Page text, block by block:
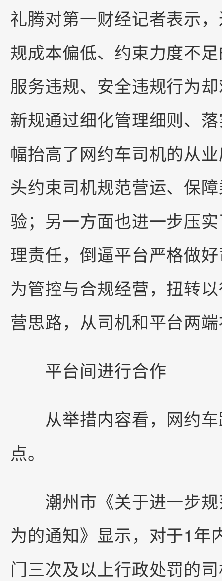
礼腾对第一财经记者表示
规成本偏低、约束力度不
服务违规、安全违规行为
新规通过细化管理细则、
幅抬高了网约车司机的从
头约束司机规范营运、保
验；另一方面也进一步压
理责任，倒逼平台严格做
为管控与合规经营，扭转
营思路，从司机和平台两
平台间进行合作
从举措内容看，网约车
点。
潮州市《关于进一步规
为的通知》显示，对于1年
门三次及以上行政处罚的